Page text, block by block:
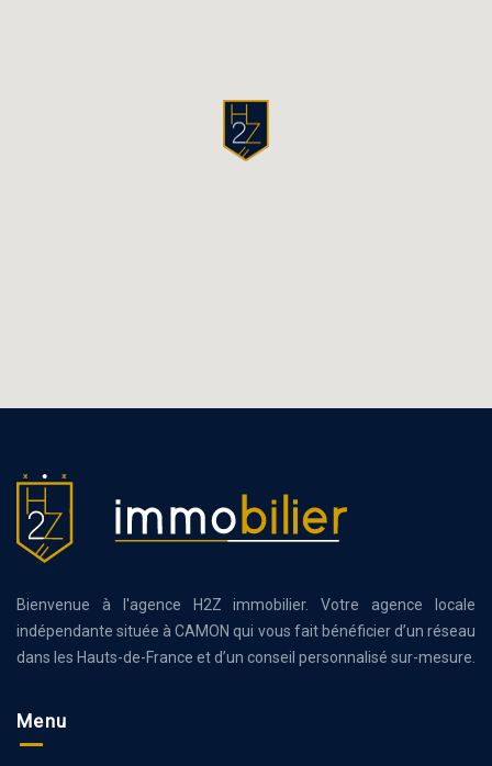
Bienvenue à l'agence H2Z immobilier. Votre agence locale
indépendante située à CAMON qui vous fait bénéficier d’un réseau
dans les Hauts-de-France et d’un conseil personnalisé sur-mesure.
Menu